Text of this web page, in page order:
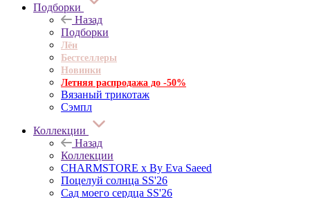
Подборки
Назад
Подборки
Лён
Бестселлеры
Новинки
Летняя распродажа до -50%
Вязаный трикотаж
Сэмпл
Коллекции
Назад
Коллекции
CHARMSTORE х By Eva Saeed
Поцелуй солнца SS'26
Сад моего сердца SS'26